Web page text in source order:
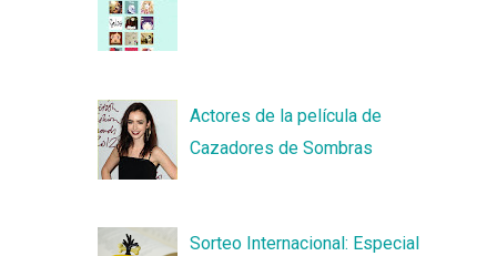
Actores de la película de
Cazadores de Sombras
Sorteo Internacional: Especial